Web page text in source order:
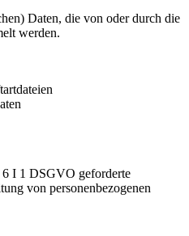
Daten, die von oder durch die
werden.
I 1 DSGVO geforderte
von personenbezogenen